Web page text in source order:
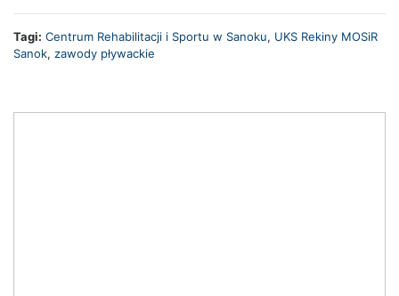
Tagi: Centrum Rehabilitacji i Sportu w Sanoku, UKS Rekiny MOSiR
Sanok, zawody pływackie